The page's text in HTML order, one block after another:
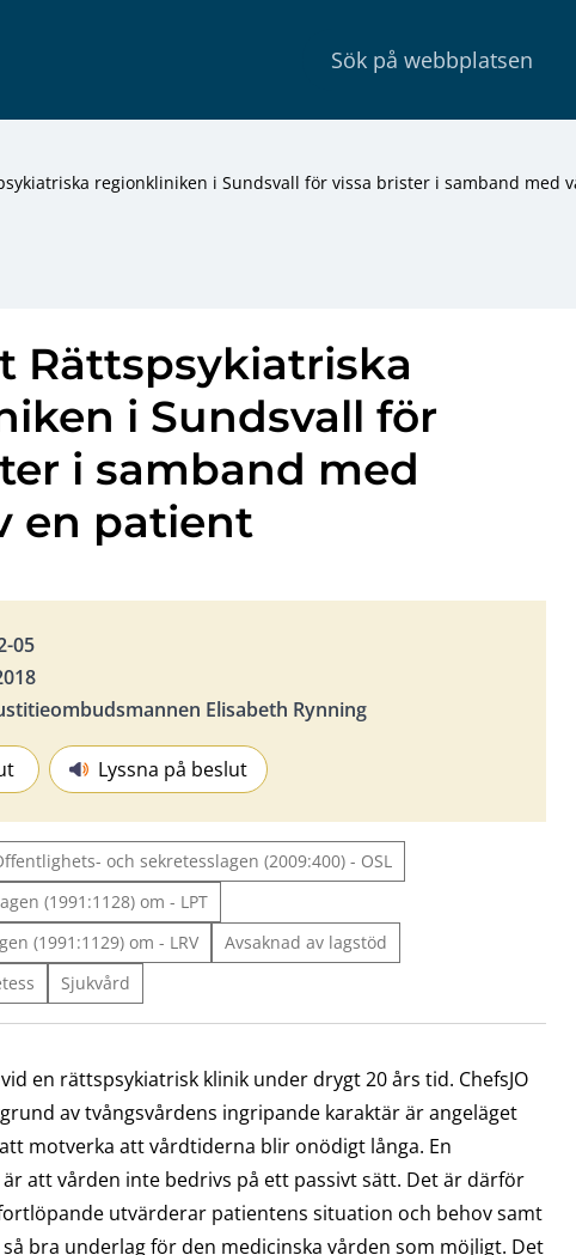
regionkliniken i Sundsvall för vissa brister i samband med
Rättspsykiatriska
i Sundsvall för
i samband med
en patient
05
Elisabeth Rynning
Lyssna på beslut
och sekretesslagen (2009:400) - OSL
(1991:1128) om - LPT
(1991:1129) om - LRV
Avsaknad av lagstöd
Sjukvård
en rättspsykiatrisk klinik under drygt 20 års tid. ChefsJO
av tvångsvårdens ingripande karaktär är angeläget
motverka att vårdtiderna blir onödigt långa. En
att vården inte bedrivs på ett passivt sätt. Det är därför
utvärderar patientens situation och behov samt
bra underlag för den medicinska vården som möjligt. Det